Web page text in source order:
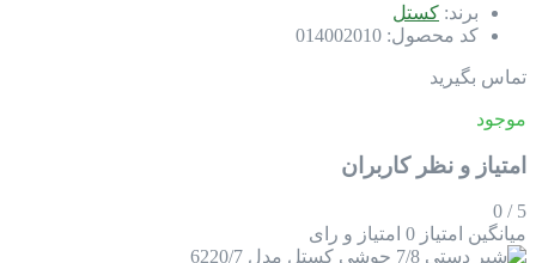
برند: کستل
کد محصول: 014002010
تماس بگیرید
موجود
امتیاز و نظر کاربران
5
/
0
میانگین امتیاز 0 امتیاز و رای